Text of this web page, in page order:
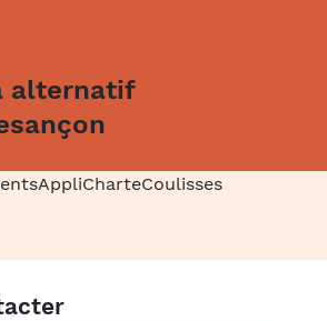
alternatif
AppliCharteCoulisses